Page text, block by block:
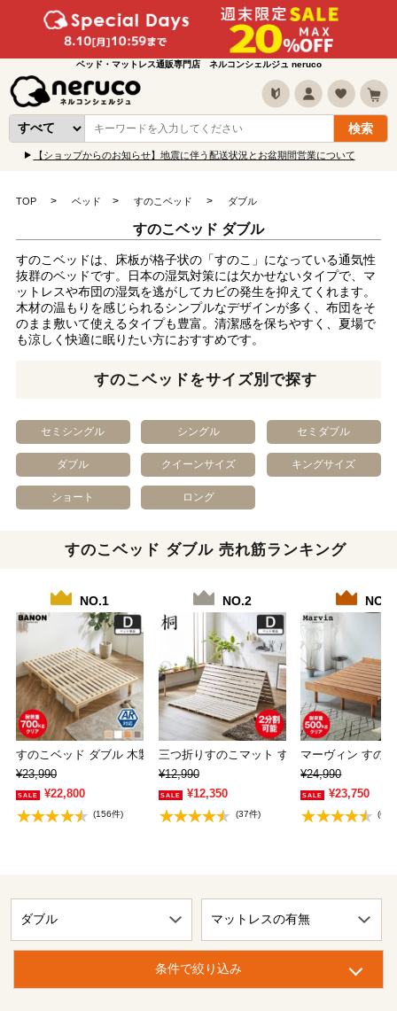
ベッド・マットレス通販専門店 ネルコンシェルジュ neruco
【ショップからのお知らせ】地震に伴う配送状況とお盆期間営業について
TOP ベッド すのこベッド ダブル
すのこベッド ダブル
すのこベッドは、床板が格子状の「すのこ」になっている通気性
抜群のベッドです。日本の湿気対策には欠かせないタイプで、マ
ットレスや布団の湿気を逃がしてカビの発生を抑えてくれます。
木材の温もりを感じられるシンプルなデザインが多く、布団をそ
のまま敷いて使えるタイプも豊富。清潔感を保ちやすく、夏場で
も涼しく快適に眠りたい方におすすめです。
すのこベッドをサイズ別で探す
セミシングル シングル セミダブル
ダブル クイーンサイズ キングサイズ
ショート ロング
すのこベッド ダブル 売れ筋ランキング
NO.1
すのこベッド ダブル 木製ベッド フレームのみ…
¥23,990
¥22,800
(156件)
NO.2
三つ折りすのこマット すのこベッド ダブル
¥12,990
¥12,350
(37件)
NO.3
マーヴィン すの
¥24,990
¥23,750
(6件)
条件で絞り込み